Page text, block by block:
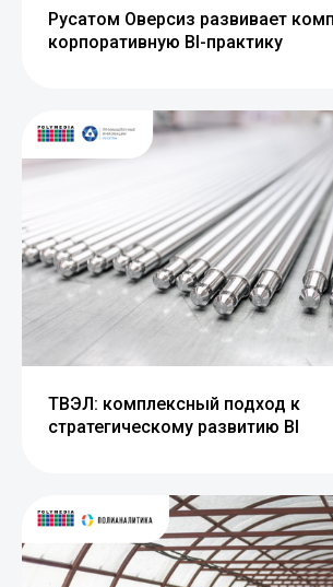
Русатом Оверсиз развивает
корпоративную BI-практику
ТВЭЛ: комплексный подход к
стратегическому развитию BI